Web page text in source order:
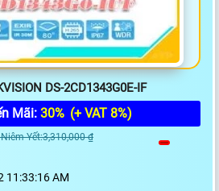
DS-2CD1343G0E-IF
Mãi: 30% (+ VAT 8%)
Yết:3,310,000 ₫
11:33:16 AM